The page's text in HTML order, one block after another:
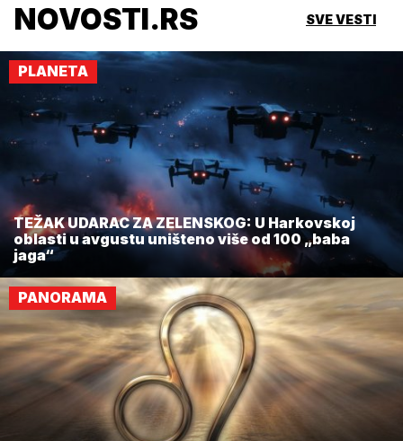
NOVOSTI.RS SVE VESTI
PLANETA
TEŽAK UDARAC ZA ZELENSKOG: U Harkovskoj
oblasti u avgustu uništeno više od 100 „baba
jaga“
PANORAMA